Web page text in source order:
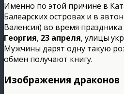
Именно по этой причине в
Балеарских островах и в
Валенсия) во время праздника
Георгия, 23 апреля, улицы
Мужчины дарят одну такую
обмен получают книгу.
Изображения драконов